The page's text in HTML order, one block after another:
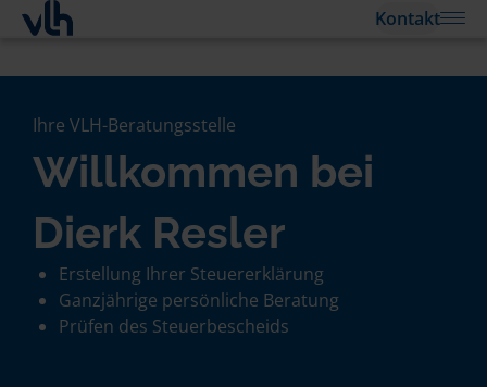
Kontakt
Ihre VLH-Beratungsstelle
Willkommen bei
Dierk Resler
Erstellung Ihrer Steuererklärung
Ganzjährige persönliche Beratung
Prüfen des Steuerbescheids